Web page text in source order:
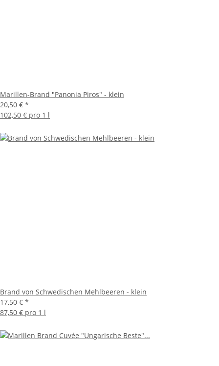
Marillen-Brand "Panonia Piros" - klein
20,50 € *
102,50 € pro 1 l
Brand von Schwedischen Mehlbeeren - klein
17,50 € *
87,50 € pro 1 l